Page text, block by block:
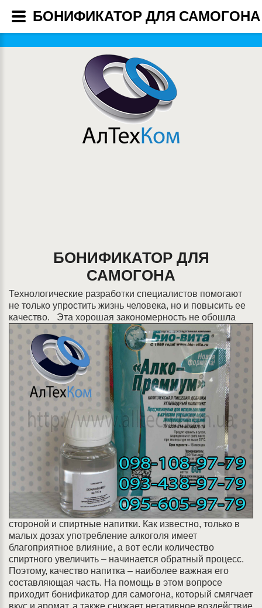
БОНИФИКАТОР ДЛЯ
САМОГОНА
Технологические разработки специалистов помогают
не только упростить жизнь человека, но и повысить ее
качество.
Эта хорошая закономерность не обошла
стороной и спиртные напитки. Как известно, только в
малых дозах употребление алкоголя имеет
благоприятное влияние, а вот если количество
спиртного увеличить – начинается обратный процесс.
Поэтому, качество напитка – наиболее важная его
составляющая часть. На помощь в этом вопросе
приходит бонификатор для самогона, который смягчает
вкус и аромат, а также снижает негативное воздействие
БОНИФИКАТОР ДЛЯ САМОГОНА